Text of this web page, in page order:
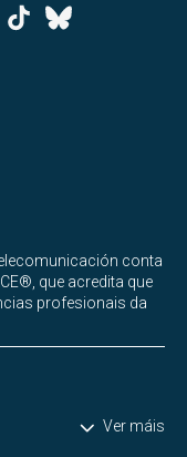
Tiktok
Bluesky
conta
que acredita que
profesionais da
Ver máis